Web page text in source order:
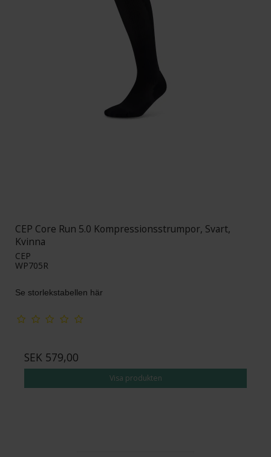
CEP Core Run 5.0 Kompressionsstrumpor, Svart,
Kvinna
CEP
WP705R
Se storlekstabellen här
SEK 579,00
Visa produkten